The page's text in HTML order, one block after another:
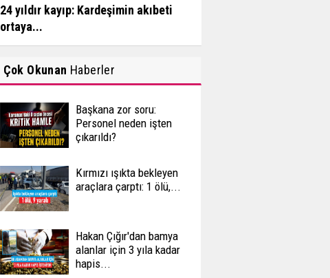
24 yıldır kayıp: Kardeşimin akıbeti
ortaya...
Çok Okunan Haberler
Başkana zor soru:
Personel neden işten
çıkarıldı?
Kırmızı ışıkta bekleyen
araçlara çarptı: 1 ölü,...
Hakan Çığır'dan bamya
alanlar için 3 yıla kadar
hapis...